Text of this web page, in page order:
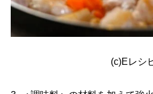
(c)Eレシ